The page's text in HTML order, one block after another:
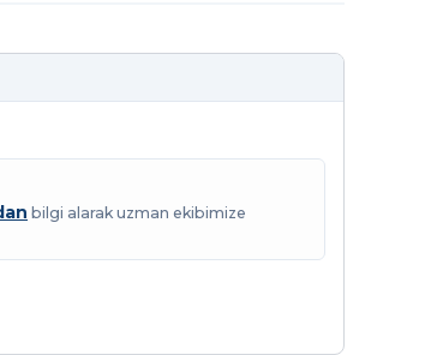
bilgi alarak uzman ekibimize